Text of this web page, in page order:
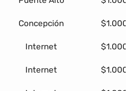
Concepción
Internet
Internet